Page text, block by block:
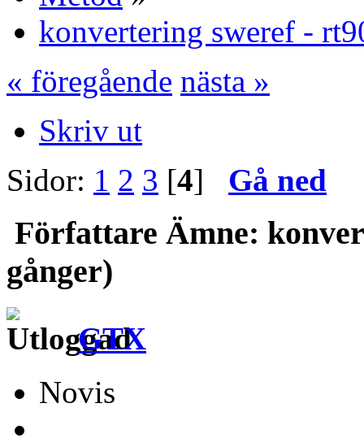
konvertering sweref -
« föregående nästa »
Skriv ut
Sidor: 1 2 3 [4] Gå ned
Författare Ämne:
gånger)
GTX
Novis